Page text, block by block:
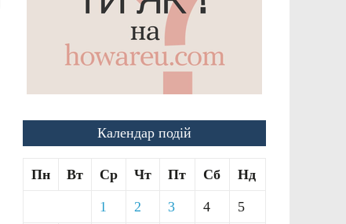
Календар подій
Пн Вт Ср Чт Пт Сб Нд
1 2 3 4 5